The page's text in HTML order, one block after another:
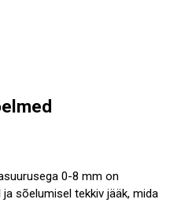
0-8 mm on
sõelumisel tekkiv jääk, mida